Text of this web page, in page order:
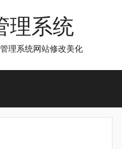
理系统
理系统网站修改美化